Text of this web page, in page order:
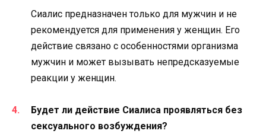
Сиалис предназначен только для мужчин и не
рекомендуется для применения у женщин. Его
действие связано с особенностями организма
мужчин и может вызывать непредсказуемые
реакции у женщин.
Будет ли действие Сиалиса проявляться без
сексуального возбуждения?